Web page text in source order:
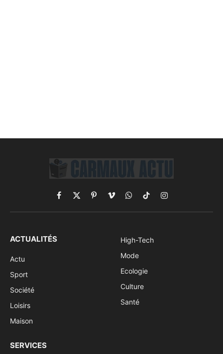
Facebook
X
(Twitter)
PinterestVimeoWhatsApp
TikTokInstagram
ACTUALITÉS
Actu
Sport
Société
Loisirs
Maison
High-Tech
Mode
Ecologie
Culture
Santé
SERVICES